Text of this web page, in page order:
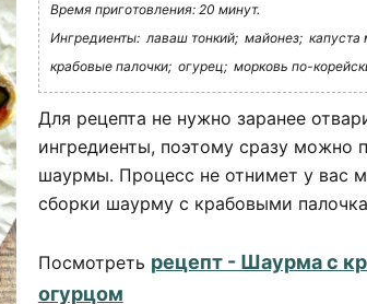
Время приготовления: 20 минут.
Ингредиенты: лаваш тонкий; майонез; капуста
крабовые палочки; огурец; морковь по-
Для рецепта не нужно заранее
ингредиенты, поэтому сразу можно
шаурмы. Процесс не отнимет у вас
сборки шаурму с крабовыми
Посмотреть рецепт - Шаурма с
огурцом